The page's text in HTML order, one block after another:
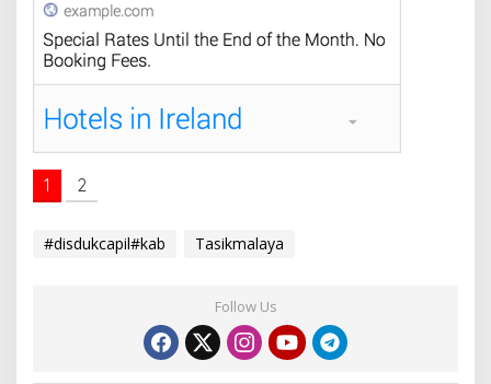
1 2
#disdukcapil#kab Tasikmalaya
Follow Us